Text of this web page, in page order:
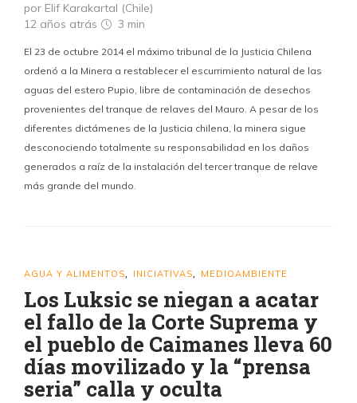
por Elif Karakartal (Chile)
12 años atrás
3 min
El 23 de octubre 2014 el máximo tribunal de la Justicia Chilena
ordenó a la Minera a restablecer el escurrimiento natural de las
aguas del estero Pupio, libre de contaminación de desechos
provenientes del tranque de relaves del Mauro. A pesar de los
diferentes dictámenes de la Justicia chilena, la minera sigue
desconociendo totalmente su responsabilidad en los daños
generados a raíz de la instalación del tercer tranque de relave
más grande del mundo.
AGUA Y ALIMENTOS INICIATIVAS MEDIOAMBIENTE
Los Luksic se niegan a acatar
el fallo de la Corte Suprema y
el pueblo de Caimanes lleva 60
días movilizado y la “prensa
seria” calla y oculta